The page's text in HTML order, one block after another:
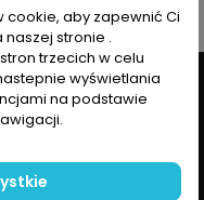


cookie, aby zapewnić Ci
stronie .
trzecich w celu
wyświetlania
na podstawie